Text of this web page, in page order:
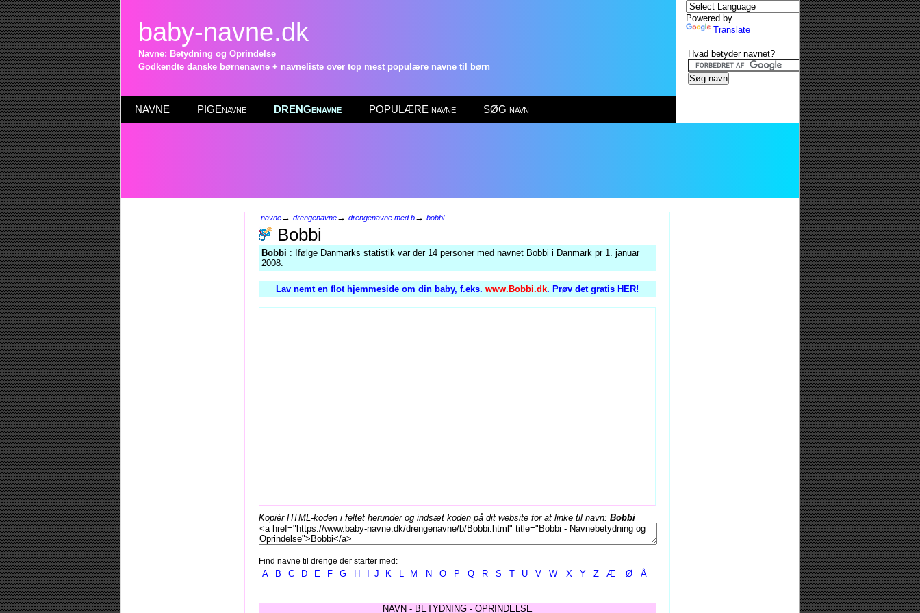
baby-navne.dk
Navne: Betydning og Oprindelse
Godkendte danske børnenavne + navneliste over top mest populære navne til børn
NAVNE PIGEnavne DRENGenavne POPULÆRE navne SØG navn
navne→ drengenavne→ drengenavne med b→ bobbi
Bobbi
Bobbi : Ifølge Danmarks statistik var der 14 personer med navnet Bobbi i Danmark pr 1. januar
2008.
Lav nemt en flot hjemmeside om din baby, f.eks. www.Bobbi.dk. Prøv det gratis HER!
Kopiér HTML-koden i feltet herunder og indsæt koden på dit website for at linke til navn: Bobbi
Find navne til drenge der starter med:
A B C D E F G H J K L M N O P Q R S T U V W X Y Z Æ Ø Å
NAVN - BETYDNING - OPRINDELSE
Powered by
Translate
Hvad betyder navnet?